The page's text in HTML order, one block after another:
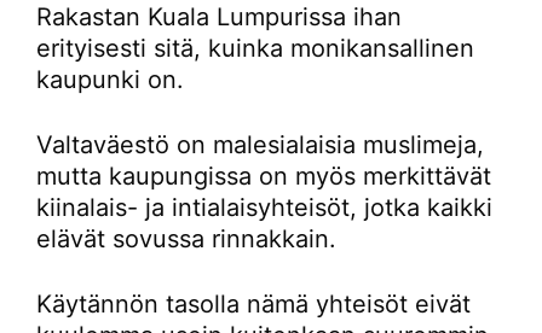
Rakastan Kuala Lumpurissa ihan
erityisesti sitä, kuinka monikansallinen
kaupunki on.
Valtaväestö on malesialaisia muslimeja,
mutta kaupungissa on myös merkittävät
kiinalais- ja intialaisyhteisöt, jotka kaikki
elävät sovussa rinnakkain.
Käytännön tasolla nämä yhteisöt eivät